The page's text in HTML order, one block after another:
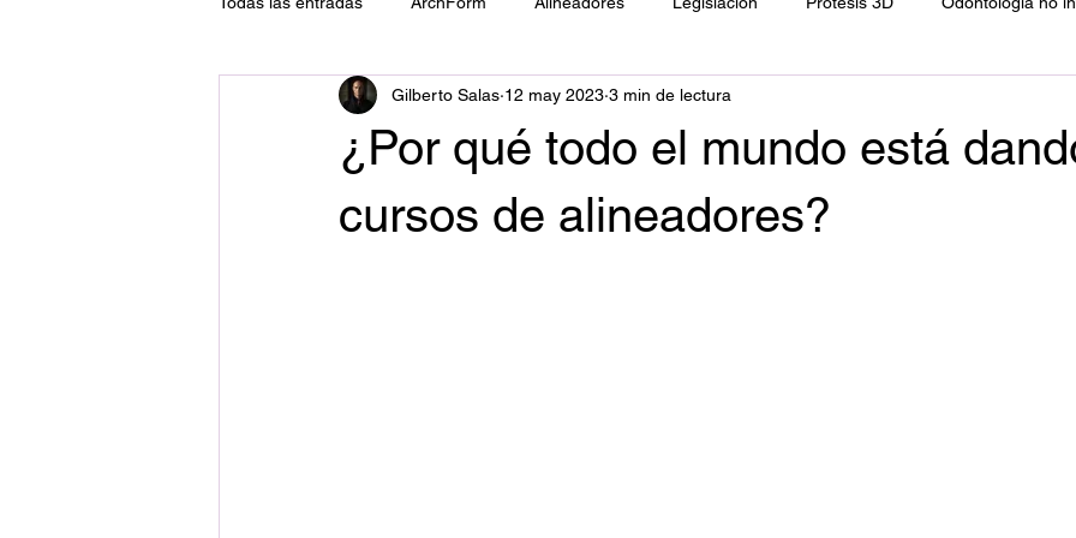
Tecnología Implantología Resinas directas
¿Por qué todo el mundo está
cursos de alineadores?
Gilberto Salas 12 may 2023 3 min de lectura